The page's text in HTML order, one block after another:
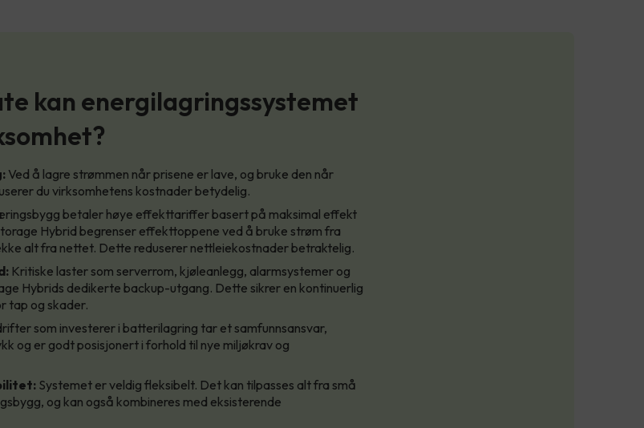
kan energilagringssystemet
Ved å lagre strømmen når prisene er lave, og bruke den når
du virksomhetens kostnader betydelig.
betaler høye effekttariffer basert på maksimal effekt
Hybrid begrenser effekttoppene ved å bruke strøm fra
alt fra nettet. Dette reduserer nettleiekostnader betraktelig.
Kritiske laster som serverrom, kjøleanlegg, alarmsystemer og
Hybrids dedikerte backup-utgang. Dette sikrer en kontinuerlig
tap og skader.
som investerer i batterilagring tar et samfunnsansvar,
og er godt posisjonert i forhold til nye miljøkrav og
Systemet er veldig fleksibelt. Det kan tilpasses alt fra små
og kan også kombineres med eksisterende